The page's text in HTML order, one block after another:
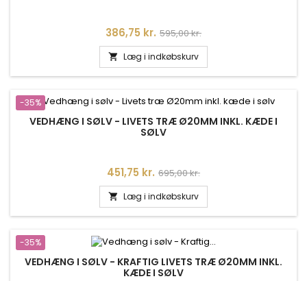
Pris
386,75 kr. Normalpris
595,00 kr.
 Læg i indkøbskurv
-35%
VEDHÆNG I SØLV - LIVETS TRÆ Ø20MM INKL. KÆDE I
SØLV
Pris
451,75 kr. Normalpris
695,00 kr.
 Læg i indkøbskurv
-35%
VEDHÆNG I SØLV - KRAFTIG LIVETS TRÆ Ø20MM INKL.
KÆDE I SØLV